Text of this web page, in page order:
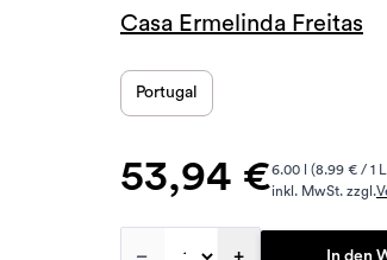
Casa Ermelinda Freitas
Portugal
53,94 €6.00 l (8.99 € / 1
inkl. MwSt. zzgl.
In den